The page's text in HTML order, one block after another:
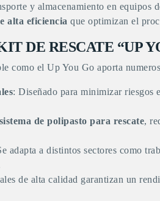
y almacenamiento en equipos
alta eficiencia que optimizan el
DE RESCATE “UP
como el Up You Go aporta
: Diseñado para minimizar riesgos
sistema de polipasto para rescate,
adapta a distintos sectores como
de alta calidad garantizan un